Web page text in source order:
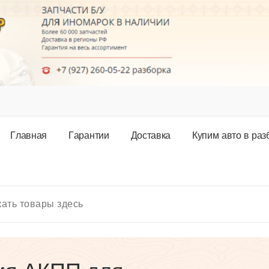
Главная Гарантии Доставка Купим авто в раз